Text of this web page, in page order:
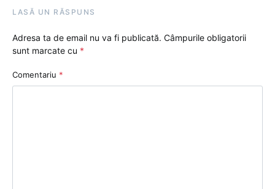
LASĂ UN RĂSPUNS
Adresa ta de email nu va fi publicată. Câmpurile obligatorii
sunt marcate cu *
Comentariu *